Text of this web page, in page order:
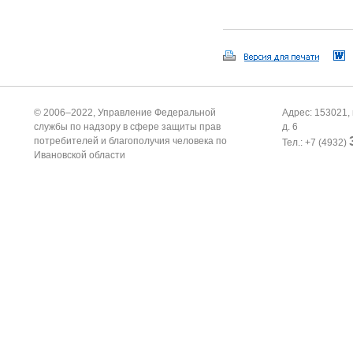
© 2006–2022, Управление Федеральной
службы по надзору в сфере защиты прав
потребителей и благополучия человека по
Ивановской области
Адрес: 153021,
д. 6
Тел.: +7 (4932)